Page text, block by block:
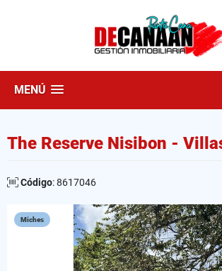
MENÚ
The Reserve Nisibon -
Código: 8617046
Miches